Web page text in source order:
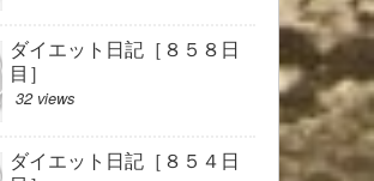
ダイエット日記［８５８日
目］
32 views
ダイエット日記［８５４日